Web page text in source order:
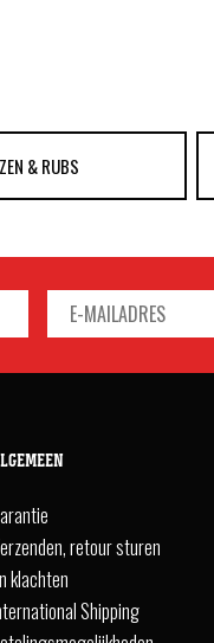
& RUBS
retour sturen
klachten
Shipping